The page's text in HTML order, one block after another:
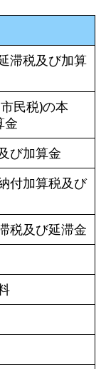
滞税及び加算
民税)の本
金
び加算金
付加算税及び
税及び延滞金